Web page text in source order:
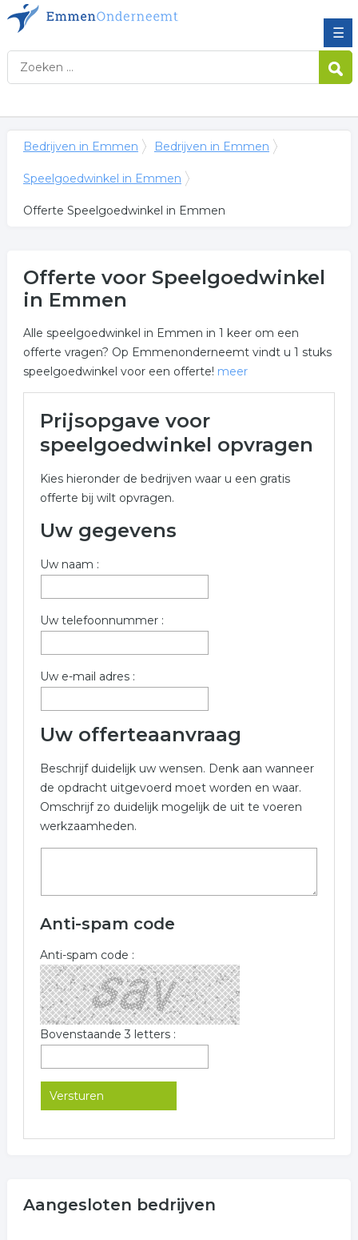
☰
Bedrijven in Emmen Bedrijven in Emmen
Speelgoedwinkel in Emmen
Offerte Speelgoedwinkel in Emmen
Offerte voor Speelgoedwinkel
in Emmen
Alle speelgoedwinkel in Emmen in 1 keer om een
offerte vragen? Op Emmenonderneemt vindt u 1 stuks
speelgoedwinkel voor een offerte! meer
Emmen
speelgoedwinkel gerelateerde bedrijven in de
omgeving van Emmen voor een vrijblijvende aanvraag.
Vul onderstaand formulier zo volledig mogelijk in voor
in de plaats Emmen . De bedrijven zijn gekoppeld aan
Trefwoorden:
speelgoedwinkel buitenspeelgoed
Prijsopgave voor
speelgoedwinkel opvragen
Kies hieronder de bedrijven waar u een gratis
offerte bij wilt opvragen.
Uw gegevens
Uw naam :
Uw telefoonnummer :
Uw e-mail adres :
Uw offerteaanvraag
Beschrijf duidelijk uw wensen. Denk aan wanneer
de opdracht uitgevoerd moet worden en waar.
Omschrijf zo duidelijk mogelijk de uit te voeren
werkzaamheden.
Anti-spam code
Anti-spam code :
Bovenstaande 3 letters :
Aangesloten bedrijven